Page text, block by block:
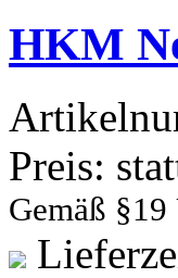
HKM
Preis:
Gemäß